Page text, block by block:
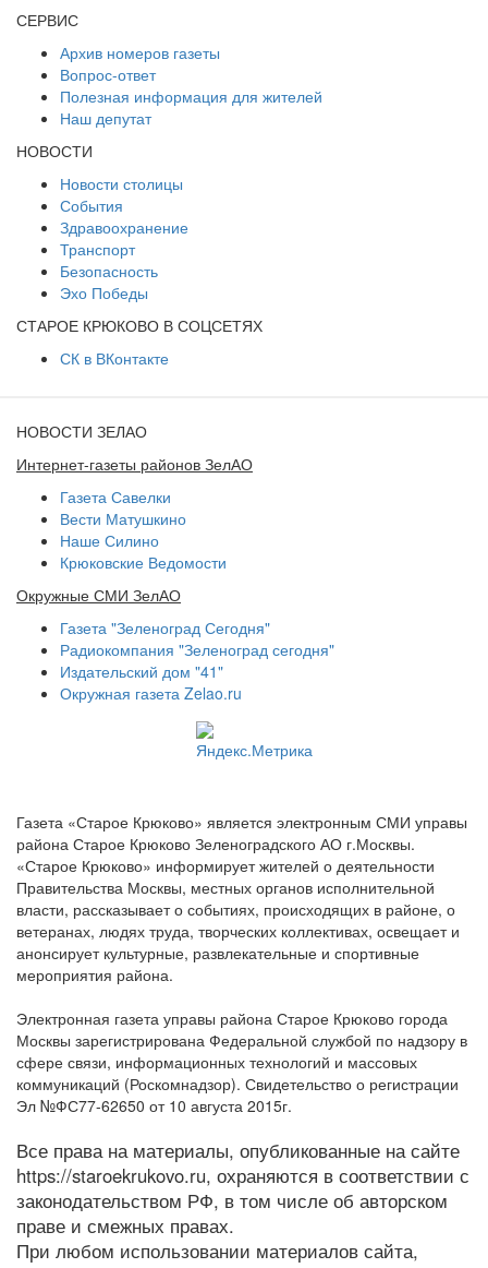
СЕРВИС
Архив номеров газеты
Вопрос-ответ
Полезная информация для жителей
Наш депутат
НОВОСТИ
Новости столицы
События
Здравоохранение
Транспорт
Безопасность
Эхо Победы
СТАРОЕ КРЮКОВО В СОЦСЕТЯХ
СК в ВКонтакте
НОВОСТИ ЗЕЛАО
Интернет-газеты районов ЗелАО
Газета Савелки
Вести Матушкино
Наше Силино
Крюковские Ведомости
Окружные СМИ ЗелАО
Газета "Зеленоград Сегодня"
Радиокомпания "Зеленоград сегодня"
Издательский дом "41"
Окружная газета Zelao.ru
Газета «Старое Крюково» является электронным СМИ управы
района Старое Крюково Зеленоградского АО г.Москвы.
«Старое Крюково» информирует жителей о деятельности
Правительства Москвы, местных органов исполнительной
власти, рассказывает о событиях, происходящих в районе, о
ветеранах, людях труда, творческих коллективах, освещает и
анонсирует культурные, развлекательные и спортивные
мероприятия района.
Электронная газета управы района Старое Крюково города
Москвы зарегистрирована Федеральной службой по надзору в
сфере связи, информационных технологий и массовых
коммуникаций (Роскомнадзор). Свидетельство о регистрации
Эл №ФС77-62650 от 10 августа 2015г.
Все права на материалы, опубликованные на сайте
https://staroekrukovo.ru, охраняются в соответствии с
законодательством РФ, в том числе об авторском
праве и смежных правах.
При любом использовании материалов сайта,